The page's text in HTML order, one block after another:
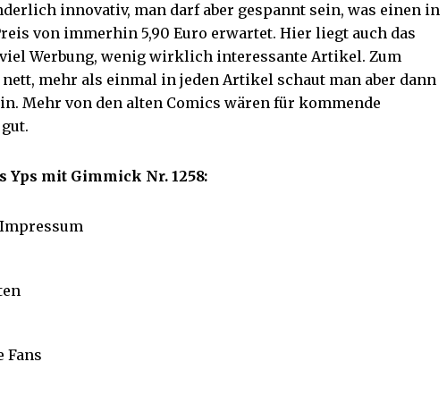
innovativ, man darf aber gespannt sein, was einen in
von immerhin 5,90 Euro erwartet. Hier liegt auch das
Werbung, wenig wirklich interessante Artikel. Zum
mehr als einmal in jeden Artikel schaut man aber dann
Mehr von den alten Comics wären für kommende
mit Gimmick Nr. 1258:
Fans